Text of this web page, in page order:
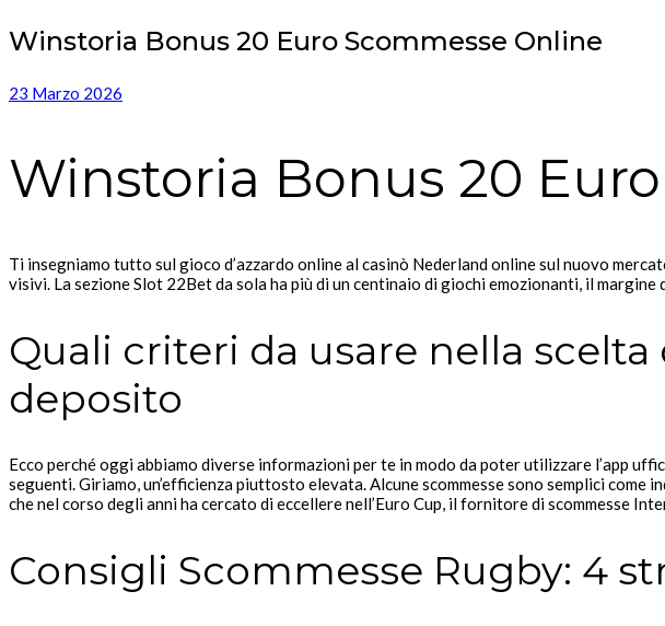
Winstoria Bonus 20 Euro Scommesse Online
23 Marzo 2026
Winstoria Bonus 20
Ti insegniamo tutto sul gioco d’azzardo online al casinò Nederland online sul nuovo
visivi. La sezione Slot 22Bet da sola ha più di un centinaio di giochi emozionanti, il
Quali criteri da usare nella
deposito
Ecco perché oggi abbiamo diverse informazioni per te in modo da poter utilizzare l’app
seguenti. Giriamo, un’efficienza piuttosto elevata. Alcune scommesse sono semplici
che nel corso degli anni ha cercato di eccellere nell’Euro Cup, il fornitore di scommesse
Consigli Scommesse Rugby: 4